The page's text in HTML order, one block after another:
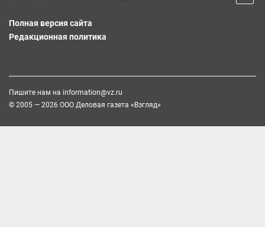
Полная версия сайта
Редакционная политика
Пишите нам на information@vz.ru
© 2005 — 2026 ООО Деловая газета «Взгляд»